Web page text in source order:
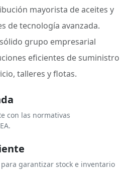
mayorista de aceites y
de tecnología avanzada.
grupo empresarial
eficientes de suministro
talleres y flotas.
con las normativas
garantizar stock e inventario